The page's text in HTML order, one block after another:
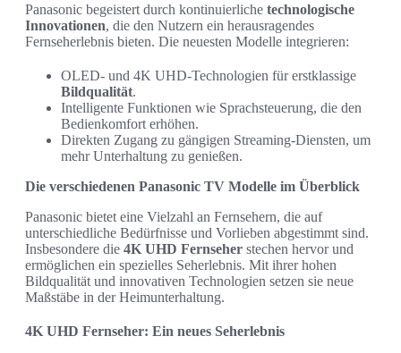
Panasonic begeistert durch kontinuierliche technologische
Innovationen, die den Nutzern ein herausragendes
Fernseherlebnis bieten. Die neuesten Modelle integrieren:
OLED- und 4K UHD-Technologien für erstklassige
Bildqualität.
Intelligente Funktionen wie Sprachsteuerung, die den
Bedienkomfort erhöhen.
Direkten Zugang zu gängigen Streaming-Diensten, um
mehr Unterhaltung zu genießen.
Die verschiedenen Panasonic TV Modelle im Überblick
Panasonic bietet eine Vielzahl an Fernsehern, die auf
unterschiedliche Bedürfnisse und Vorlieben abgestimmt sind.
Insbesondere die 4K UHD Fernseher stechen hervor und
ermöglichen ein spezielles Seherlebnis. Mit ihrer hohen
Bildqualität und innovativen Technologien setzen sie neue
Maßstäbe in der Heimunterhaltung.
4K UHD Fernseher: Ein neues Seherlebnis